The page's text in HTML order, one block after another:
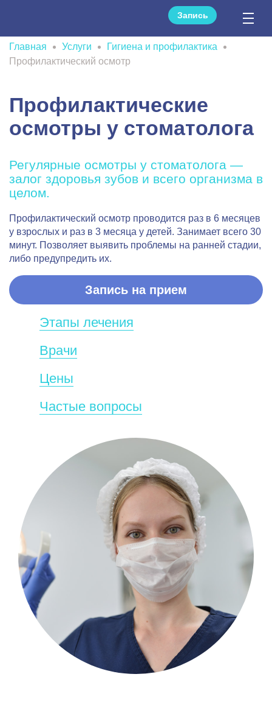
Запись
Главная Услуги
Гигиена и профилактика
Профилактический осмотр
Профилактические
осмотры у стоматолога
Регулярные осмотры у стоматолога —
залог здоровья зубов и всего организма в
целом.
Профилактический осмотр проводится раз в 6 месяцев
у взрослых и раз в 3 месяца у детей. Занимает всего 30
минут. Позволяет выявить проблемы на ранней стадии,
либо предупредить их.
Запись на прием
Этапы лечения
Врачи
Цены
Частые вопросы